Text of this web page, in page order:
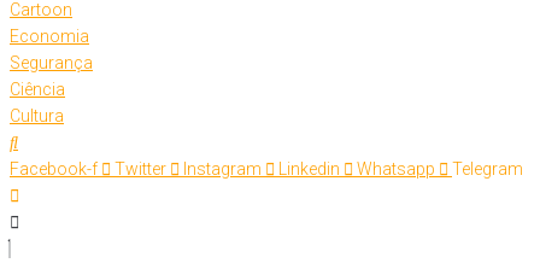
Cartoon
Economia
Segurança
Ciência
Cultura
Facebook-f Twitter Instagram Linkedin Whatsapp Telegram